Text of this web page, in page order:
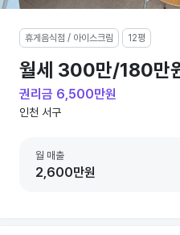
휴게음식점 / 아이스크림 12평
월세 300만/180만
권리금 6,500만원
인천 서구
월 매출
2,600만원